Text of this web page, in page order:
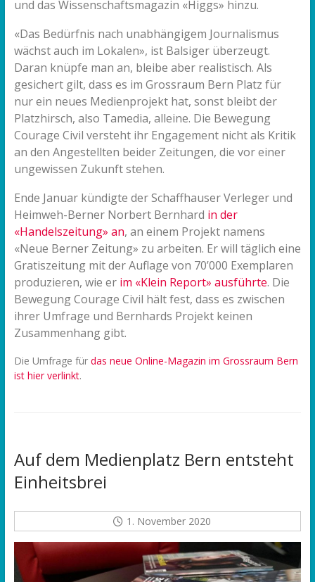
und das Wissenschaftsmagazin «Higgs» hinzu.
«Das Bedürfnis nach unabhängigem Journalismus
wächst auch im Lokalen», ist Balsiger überzeugt.
Daran knüpfe man an, bleibe aber realistisch. Als
gesichert gilt, dass es im Grossraum Bern Platz für
nur ein neues Medienprojekt hat, sonst bleibt der
Platzhirsch, also Tamedia, alleine. Die Bewegung
Courage Civil versteht ihr Engagement nicht als Kritik
an den Angestellten beider Zeitungen, die vor einer
ungewissen Zukunft stehen.
Ende Januar kündigte der Schaffhauser Verleger und
Heimweh-Berner Norbert Bernhard in der
«Handelszeitung» an, an einem Projekt namens
«Neue Berner Zeitung» zu arbeiten. Er will täglich eine
Gratiszeitung mit der Auflage von 70’000 Exemplaren
produzieren, wie er im «Klein Report» ausführte. Die
Bewegung Courage Civil hält fest, dass es zwischen
ihrer Umfrage und Bernhards Projekt keinen
Zusammenhang gibt.
Die Umfrage für das neue Online-Magazin im Grossraum Bern
ist hier verlinkt.
Auf dem Medienplatz Bern entsteht
Einheitsbrei
1. November 2020